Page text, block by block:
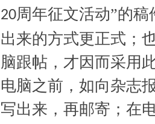
20周年征文活动”的
出来的方式更正式；
脑跟帖，才因而采用
电脑之前，如向杂志
写出来，再邮寄；在